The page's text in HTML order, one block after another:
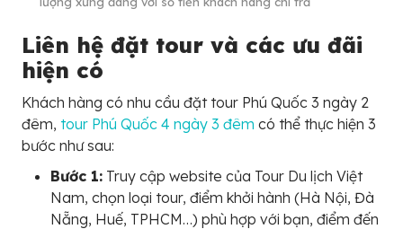
Liên hệ đặt tour và các ưu đãi
hiện có
Khách hàng có nhu cầu đặt tour Phú Quốc 3 ngày 2
đêm, tour Phú Quốc 4 ngày 3 đêm có thể thực hiện 3
bước như sau:
Bước 1: Truy cập website của Tour Du lịch Việt
Nam, chọn loại tour, điểm khởi hành (Hà Nội, Đà
Nẵng, Huế, TPHCM…) phù hợp với bạn, điểm đến